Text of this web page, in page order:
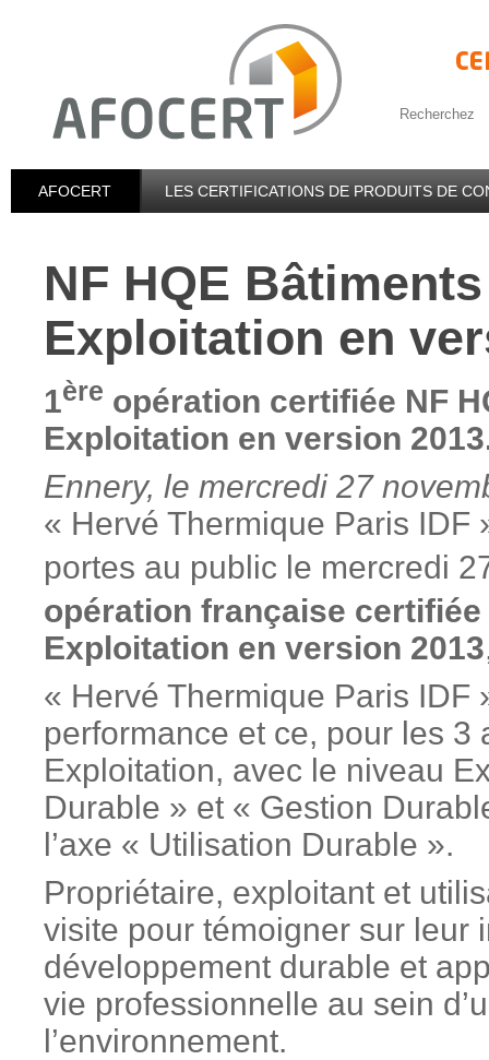
Recherchez
AFOCERT LES CERTIFICATIONS DE PRODUITS DE
NF HQE
Exploitation en
1ère opération certifiée NF
Exploitation en version
Ennery, le mercredi 27
« Hervé Thermique Paris IDF
portes au public le mercredi
opération française certifiée
Exploitation en version 2013
« Hervé Thermique Paris IDF
performance et ce, pour les
Exploitation, avec le niveau
Durable » et « Gestion
l’axe « Utilisation Durable ».
Propriétaire, exploitant et
visite pour témoigner sur leur
développement durable et
vie professionnelle au sein
l’environnement.